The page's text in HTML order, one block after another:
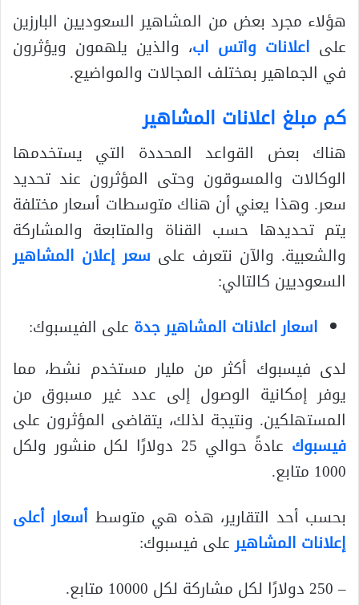
هؤلاء مجرد بعض من المشاهير السعوديين البارزين
على اعلانات واتس اب، والذين يلهمون ويؤثرون
في الجماهير بمختلف المجالات والمواضيع.
كم مبلغ اعلانات المشاهير
هناك بعض القواعد المحددة التي يستخدمها
الوكالات والمسوقون وحتى المؤثرون عند تحديد
سعر. وهذا يعني أن هناك متوسطات أسعار مختلفة
يتم تحديدها حسب القناة والمتابعة والمشاركة
والشعبية. والآن نتعرف على سعر إعلان المشاهير
السعوديين كالتالي:
اسعار اعلانات المشاهير جدة على الفيسبوك:
لدى فيسبوك أكثر من مليار مستخدم نشط، مما
يوفر إمكانية الوصول إلى عدد غير مسبوق من
المستهلكين. ونتيجة لذلك، يتقاضى المؤثرون على
فيسبوك
عادةً حوالي 25 دولارًا لكل منشور ولكل
1000 متابع.
بحسب أحد التقارير، هذه هي متوسط ​​أسعار أعلى
إعلانات المشاهيرعلى فيسبوك:
– 250 دولارًا لكل مشاركة لكل 10000 متابع.